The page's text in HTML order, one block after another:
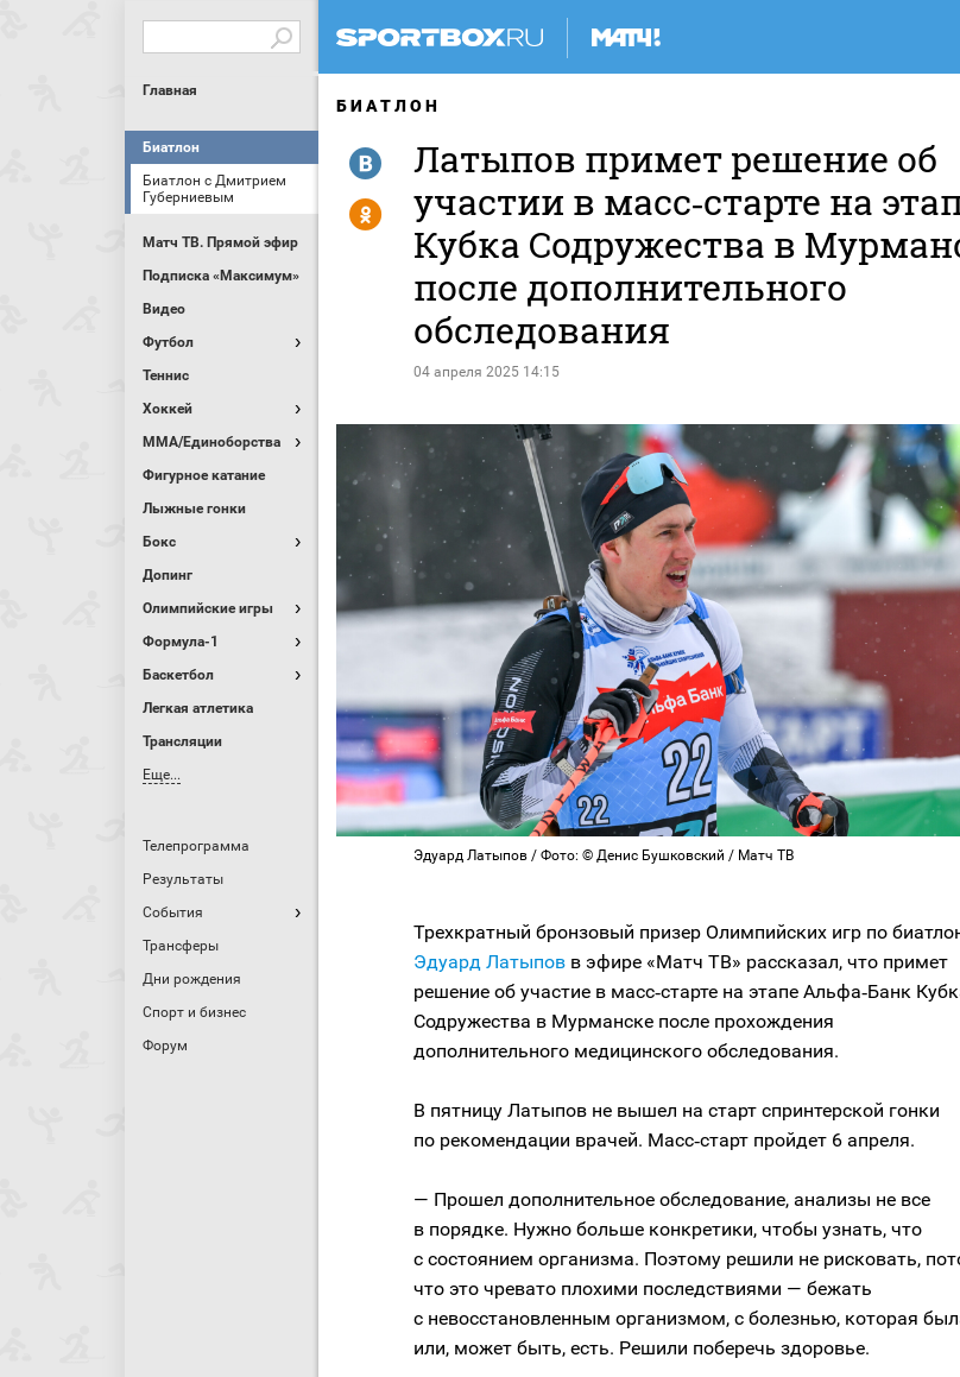
Главная
Биатлон
Биатлон с Дмитрием
Губерниевым
Матч ТВ. Прямой эфир
Подписка «Максимум»
Видео
Футбол
Теннис
Хоккей
MMA/Единоборства
Фигурное катание
Лыжные гонки
Бокс
Допинг
Олимпийские игры
Формула-1
Баскетбол
Легкая атлетика
Трансляции
Еще...
Телепрограмма
Результаты
События
Трансферы
Дни рождения
Спорт и бизнес
Форум
БИАТЛОН
Латыпов примет решение об
участии в масс‑старте на
Кубка Содружества в
после дополнительного
обследования
04 апреля 2025 14:15
R
Y
Эдуард Латыпов / Фото: © Денис Бушковский / Матч ТВ
Трехкратный бронзовый призер Олимпийских игр по
Эдуард Латыпов в эфире «Матч ТВ» рассказал, что примет
решение об участие в масс‑старте на этапе Альфа‑Банк
Содружества в Мурманске после прохождения
дополнительного медицинского обследования.
В пятницу Латыпов не вышел на старт спринтерской гонки
по рекомендации врачей. Масс‑старт пройдет 6 апреля.
— Прошел дополнительное обследование, анализы не все
в порядке. Нужно больше конкретики, чтобы узнать, что
с состоянием организма. Поэтому решили не рисковать,
что это чревато плохими последствиями — бежать
с невосстановленным организмом, с болезнью, которая
или, может быть, есть. Решили поберечь здоровье.